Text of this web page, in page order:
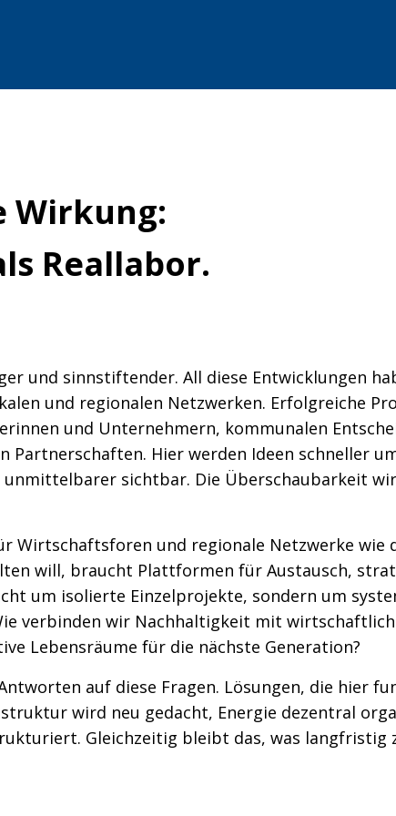
Wirkung:
Reallabor.
und sinnstiftender. All diese Entwicklungen
und regionalen Netzwerken. Erfolgreiche
und Unternehmern, kommunalen
Hier werden Ideen schneller
unmittelbarer sichtbar. Die Überschaubarkeit
Wirtschaftsforen und regionale Netzwerke wie
will, braucht Plattformen für Austausch,
um isolierte Einzelprojekte, sondern um
verbinden wir Nachhaltigkeit mit
Lebensräume für die nächste Generation?
auf diese Fragen. Lösungen, die hier
wird neu gedacht, Energie dezentral
Gleichzeitig bleibt das, was langfristig